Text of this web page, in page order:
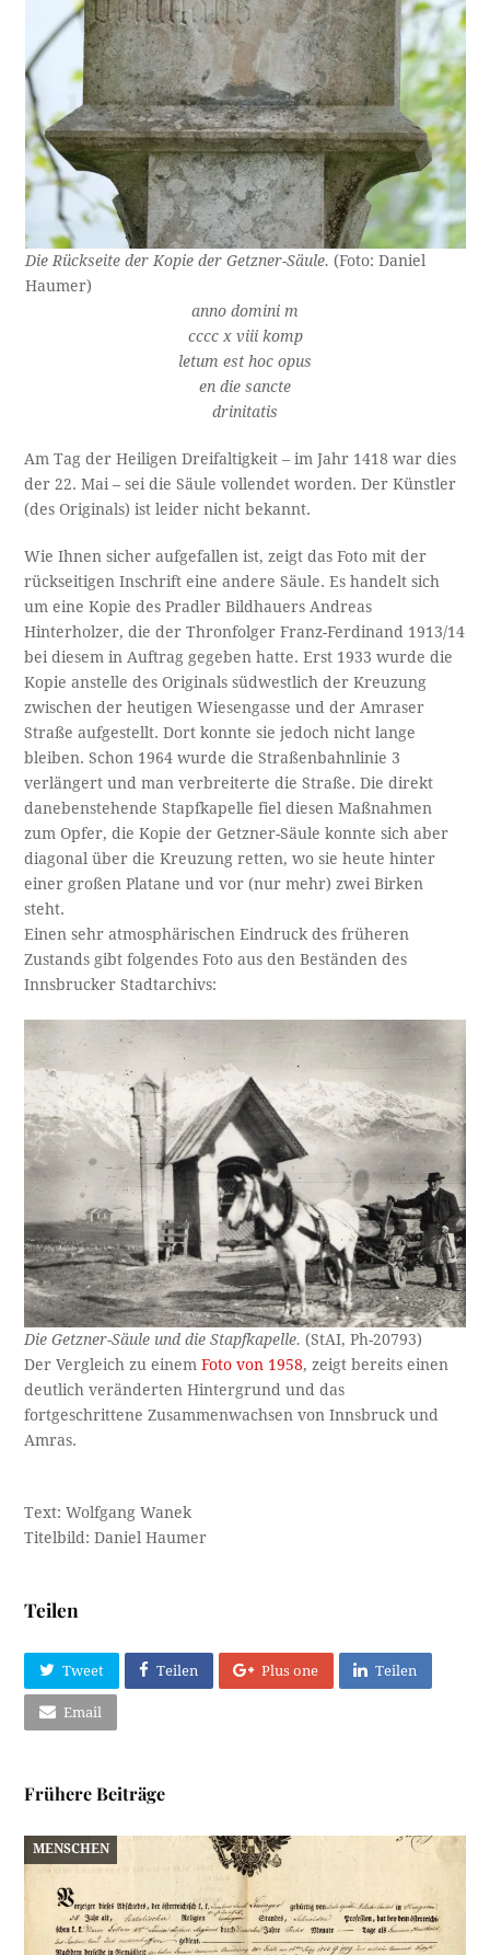
Die Rückseite der Kopie der Getzner-Säule. (Foto: Daniel
Haumer)
anno domini m
cccc x viii komp
letum est hoc opus
en die sancte
drinitatis
Am Tag der Heiligen Dreifaltigkeit – im Jahr 1418 war dies
der 22. Mai – sei die Säule vollendet worden. Der Künstler
(des Originals) ist leider nicht bekannt.
Wie Ihnen sicher aufgefallen ist, zeigt das Foto mit der
rückseitigen Inschrift eine andere Säule. Es handelt sich
um eine Kopie des Pradler Bildhauers Andreas
Hinterholzer, die der Thronfolger Franz-Ferdinand 1913/14
bei diesem in Auftrag gegeben hatte. Erst 1933 wurde die
Kopie anstelle des Originals südwestlich der Kreuzung
zwischen der heutigen Wiesengasse und der Amraser
Straße aufgestellt. Dort konnte sie jedoch nicht lange
bleiben. Schon 1964 wurde die Straßenbahnlinie 3
verlängert und man verbreiterte die Straße. Die direkt
danebenstehende Stapfkapelle fiel diesen Maßnahmen
zum Opfer, die Kopie der Getzner-Säule konnte sich aber
diagonal über die Kreuzung retten, wo sie heute hinter
einer großen Platane und vor (nur mehr) zwei Birken
steht.
Einen sehr atmosphärischen Eindruck des früheren
Zustands gibt folgendes Foto aus den Beständen des
Innsbrucker Stadtarchivs:
Die Getzner-Säule und die Stapfkapelle. (StAI, Ph-20793)
Der Vergleich zu einemFoto von 1958, zeigt bereits einen
deutlich veränderten Hintergrund und das
fortgeschrittene Zusammenwachsen von Innsbruck und
Amras.
Text: Wolfgang Wanek
Titelbild: Daniel Haumer
Teilen
Tweet Teilen Plus one Teilen
Email
Frühere Beiträge
MENSCHEN